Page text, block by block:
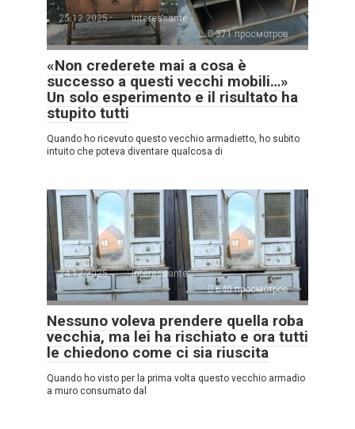
25.12.2025
Interessante
371 просмотров
«Non crederete mai a cosa è
successo a questi vecchi mobili…»
Un solo esperimento e il risultato ha
stupito tutti
Quando ho ricevuto questo vecchio armadietto, ho subito
intuito che poteva diventare qualcosa di
24.12.2025
Interessante
640 просмотров
Nessuno voleva prendere quella roba
vecchia, ma lei ha rischiato e ora tutti
le chiedono come ci sia riuscita
Quando ho visto per la prima volta questo vecchio armadio
a muro consumato dal